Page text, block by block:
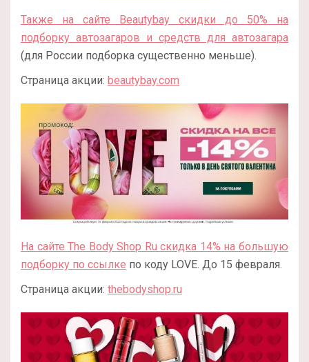
Также на сайте Beautybay скидки до 50% на
подборку автозагаров и средств для автозагара
(для России подборка существенно меньше).
Страница акции: beautybay.com
На сайте The Body Shop Ru скидка 14% на большую
подборку по ссылке по коду LOVE. До 15 февраля.
Страница акции: thebodyshop.ru